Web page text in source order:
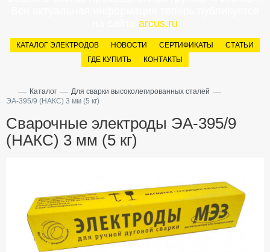
arcus.ru
КАТАЛОГ ЭЛЕКТРОДОВ НОВОСТИ СЕРТИФИКАТЫ
СТАТЬИ
ГДЕ КУПИТЬ
КОНТАКТЫ
— Каталог — Для сварки высоколегированных сталей —
ЭА-395/9 (НАКС) 3 мм (5 кг)
Сварочные электроды ЭА-395/9
(НАКС) 3 мм (5 кг)